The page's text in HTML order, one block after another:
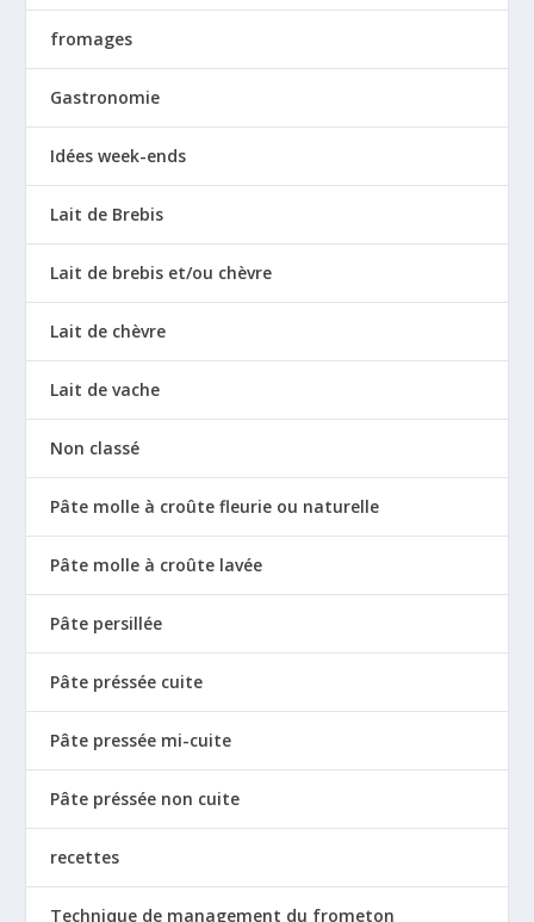
fromages
Gastronomie
Idées week-ends
Lait de Brebis
Lait de brebis et/ou chèvre
Lait de chèvre
Lait de vache
Non classé
Pâte molle à croûte fleurie ou naturelle
Pâte molle à croûte lavée
Pâte persillée
Pâte préssée cuite
Pâte pressée mi-cuite
Pâte préssée non cuite
recettes
Technique de management du frometon